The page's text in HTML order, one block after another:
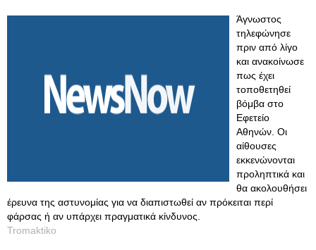
Άγνωστος
τηλεφώνησε
πριν από λίγο
και ανακοίνωσε
πως έχει
τοποθετηθεί
βόμβα στο
Εφετείο
Αθηνών. Οι
αίθουσες
εκκενώνονται
προληπτικά και
θα ακολουθήσει
έρευνα της αστυνομίας για να διαπιστωθεί αν πρόκειται περί
φάρσας ή αν υπάρχει πραγματικά κίνδυνος.
Tromaktiko